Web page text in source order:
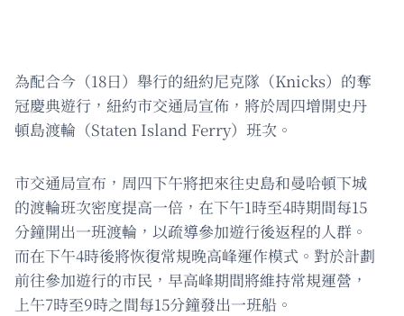
為配合今（18日）舉行的紐約尼克隊（Knicks）的奪
冠慶典遊行，紐約市交通局宣佈，將於周四增開史丹
頓島渡輪（Staten Island Ferry）班次。
市交通局宣布，周四下午將把來往史島和曼哈頓下城
的渡輪班次密度提高一倍，在下午1時至4時期間每15
分鐘開出一班渡輪，以疏導參加遊行後返程的人群。
而在下午4時後將恢復常規晚高峰運作模式。對於計劃
前往參加遊行的市民，早高峰期間將維持常規運營，
上午7時至9時之間每15分鐘發出一班船。